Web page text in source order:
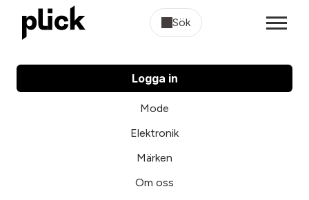
Sök
Logga in
Mode
Elektronik
Märken
Om oss